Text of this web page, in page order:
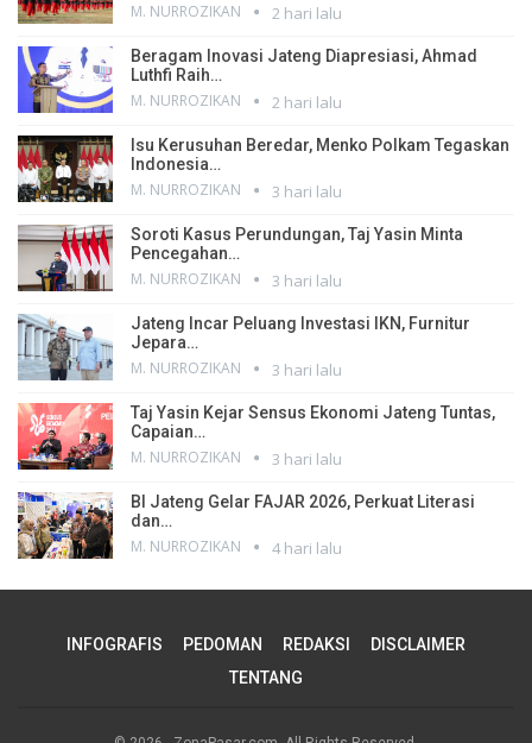
M. NURROZIKAN 2 hari lalu
Beragam Inovasi Jateng Diapresiasi, Ahmad
Luthfi Raih…
M. NURROZIKAN 2 hari lalu
Isu Kerusuhan Beredar, Menko Polkam Tegaskan
Indonesia…
M. NURROZIKAN 3 hari lalu
Soroti Kasus Perundungan, Taj Yasin Minta
Pencegahan…
M. NURROZIKAN 3 hari lalu
Jateng Incar Peluang Investasi IKN, Furnitur
Jepara…
M. NURROZIKAN 3 hari lalu
Taj Yasin Kejar Sensus Ekonomi Jateng Tuntas,
Capaian…
M. NURROZIKAN 3 hari lalu
BI Jateng Gelar FAJAR 2026, Perkuat Literasi
dan…
M. NURROZIKAN 4 hari lalu
INFOGRAFIS PEDOMAN REDAKSI
DISCLAIMER
TENTANG